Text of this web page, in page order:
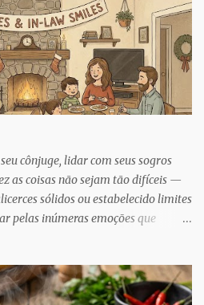
cônjuge, lidar com seus sogros
as coisas não sejam tão difíceis —
sólidos ou estabelecido limites
pelas inúmeras emoções que
Social da Universidade de
In-Law Relationships: Mothers,